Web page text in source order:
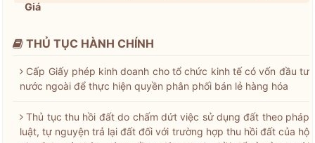
Giá
THỦ TỤC HÀNH CHÍNH
Cấp Giấy phép kinh doanh cho tổ chức kinh tế có vốn đầu tư
nước ngoài để thực hiện quyền phân phối bán lẻ hàng hóa
Thủ tục thu hồi đất do chấm dứt việc sử dụng đất theo pháp
luật, tự nguyện trả lại đất đối với trường hợp thu hồi đất của hộ